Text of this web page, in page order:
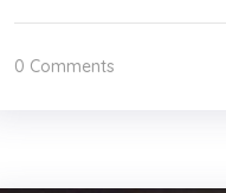
0 Comments